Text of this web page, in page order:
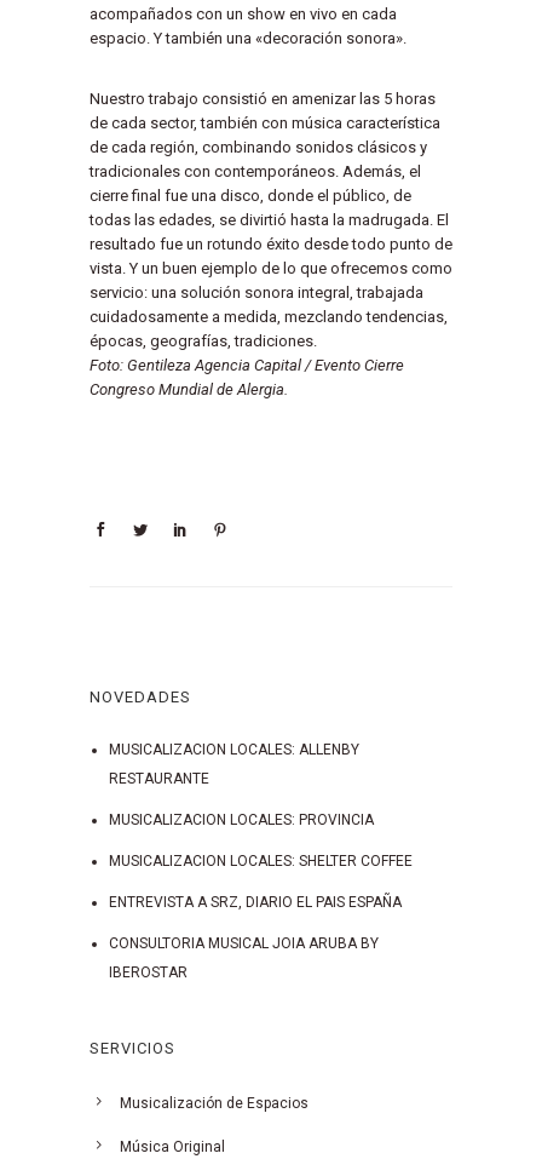
acompañados con un show en vivo en cada
espacio. Y también una «decoración sonora».
Nuestro trabajo consistió en amenizar las 5 horas
de cada sector, también con música característica
de cada región, combinando sonidos clásicos y
tradicionales con contemporáneos. Además, el
cierre final fue una disco, donde el público, de
todas las edades, se divirtió hasta la madrugada. El
resultado fue un rotundo éxito desde todo punto de
vista. Y un buen ejemplo de lo que ofrecemos como
servicio: una solución sonora integral, trabajada
cuidadosamente a medida, mezclando tendencias,
épocas, geografías, tradiciones.
Foto: Gentileza Agencia Capital / Evento Cierre
Congreso Mundial de Alergia.
NOVEDADES
MUSICALIZACION LOCALES: ALLENBY
RESTAURANTE
MUSICALIZACION LOCALES: PROVINCIA
MUSICALIZACION LOCALES: SHELTER COFFEE
ENTREVISTA A SRZ, DIARIO EL PAIS ESPAÑA
CONSULTORIA MUSICAL JOIA ARUBA BY
IBEROSTAR
SERVICIOS
Musicalización de Espacios
Música Original